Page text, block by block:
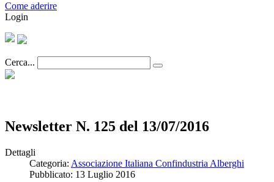
Come aderire
Login
Cerca...
Newsletter N. 125 del 13/07/2016
Dettagli
Categoria: Associazione Italiana Confindustria Alberghi
Pubblicato: 13 Luglio 2016